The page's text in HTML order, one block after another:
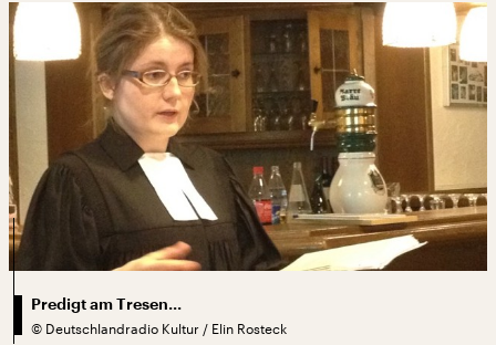
Predigt am Tresen...
© Deutschlandradio Kultur / Elin Rosteck